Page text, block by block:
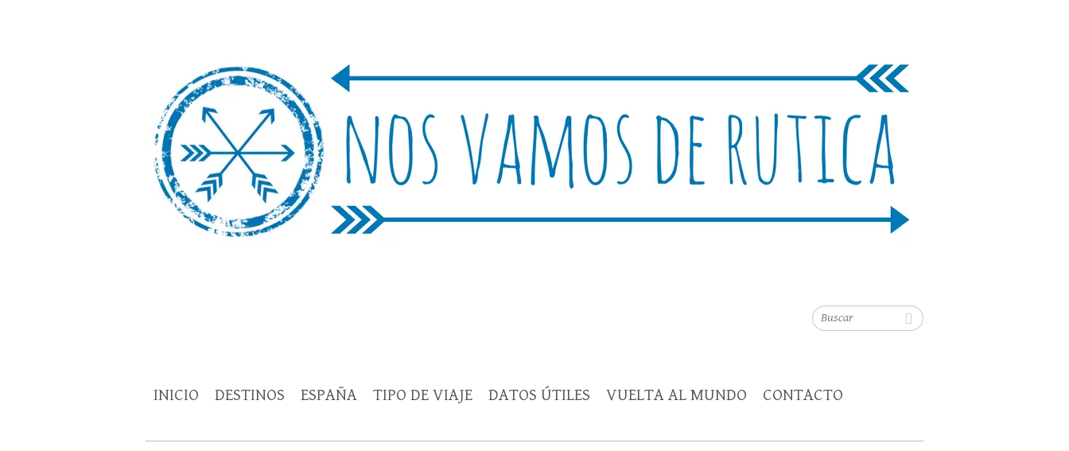
Buscar
Nos Vamos de Rutica
Un blog de viajes donde se comparte experiencias, trucos y consejos.
INICIO DESTINOS ESPAÑA TIPO DE VIAJE DATOS ÚTILES VUELTA AL MUNDO CONTACTO